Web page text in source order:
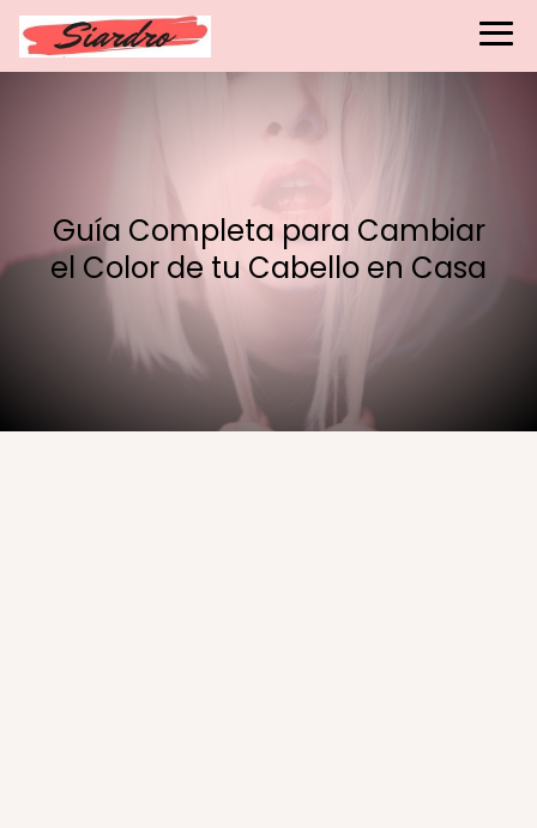
Guía Completa para Cambiar
el Color de tu Cabello en Casa